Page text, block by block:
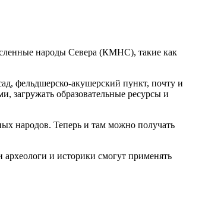
народы Севера (КМНС), такие как
фельдшерско-акушерский пункт, почту и
загружать образовательные ресурсы и
народов. Теперь и там можно получать
и историки смогут применять